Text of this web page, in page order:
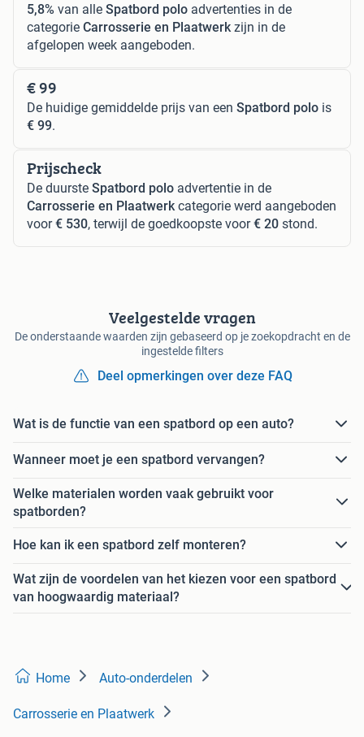
5,8% van alle Spatbord polo advertenties in de
categorie Carrosserie en Plaatwerk zijn in de
afgelopen week aangeboden.
€ 99
De huidige gemiddelde prijs van een Spatbord polo is
€ 99.
Prijscheck
De duurste Spatbord polo advertentie in de
Carrosserie en Plaatwerk categorie werd aangeboden
voor€ 530, terwijl de goedkoopste voor€ 20 stond.
Veelgestelde vragen
De onderstaande waarden zijn gebaseerd op je zoekopdracht en de
ingestelde filters
Deel opmerkingen over deze FAQ
Wat is de functie van een spatbord op een auto?
Wanneer moet je een spatbord vervangen?
Welke materialen worden vaak gebruikt voor
spatborden?
Hoe kan ik een spatbord zelf monteren?
Wat zijn de voordelen van het kiezen voor een spatbord
van hoogwaardig materiaal?
Home Auto-onderdelen
Carrosserie en Plaatwerk